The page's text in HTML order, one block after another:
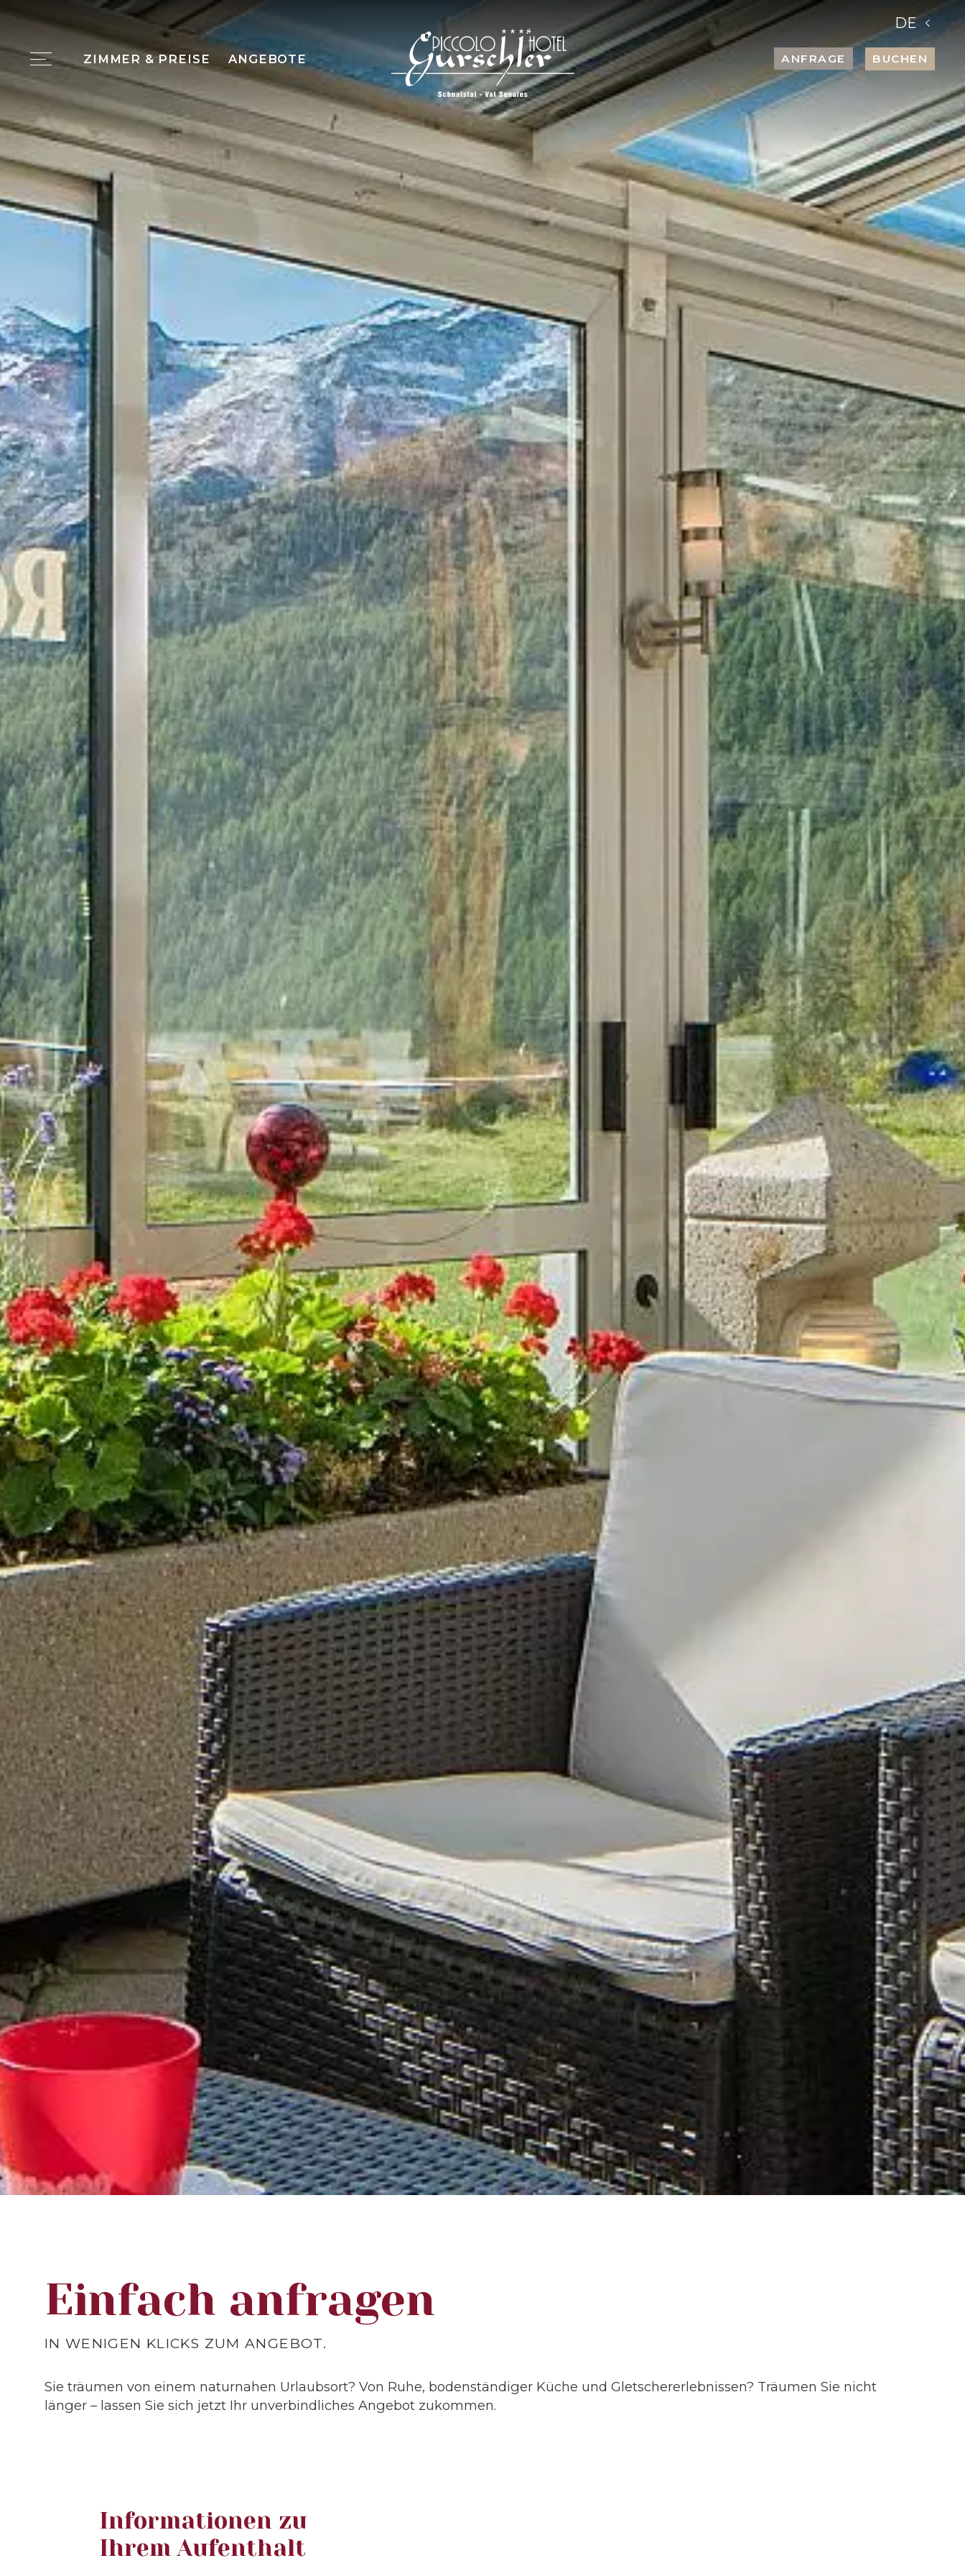
DE
ZIMMER & PREISE ANGEBOTE ANFRAGE BUCHEN
Einfach anfragen
IN WENIGEN KLICKS ZUM ANGEBOT.
Sie träumen von einem naturnahen Urlaubsort? Von Ruhe, bodenständiger Küche und Gletschererlebnissen? Träumen Sie nicht
länger – lassen Sie sich jetzt Ihr unverbindliches Angebot zukommen.
Informationen zu
Ihrem Aufenthalt